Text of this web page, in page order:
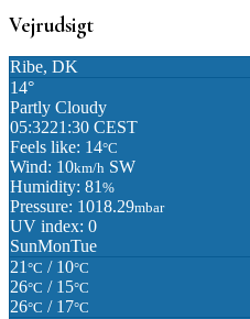
Vejrudsigt
Ribe, DK
14°
Partly Cloudy
05:3221:30 CEST
Feels like: 14°C
Wind: 10km/h SW
Humidity: 81%
Pressure: 1018.29mbar
UV index: 0
SunMonTue
21°C / 10°C
26°C / 15°C
26°C / 17°C